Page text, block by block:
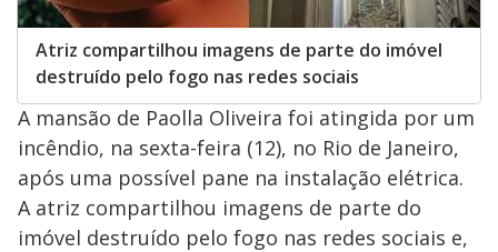
Atriz compartilhou imagens de parte do imóvel
destruído pelo fogo nas redes sociais
A mansão de Paolla Oliveira foi atingida por um
incêndio, na sexta-feira (12), no Rio de Janeiro,
após uma possível pane na instalação elétrica.
A atriz compartilhou imagens de parte do
imóvel destruído pelo fogo nas redes sociais e,